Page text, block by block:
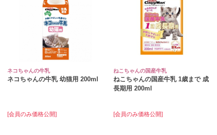
ネコちゃんの牛乳
ネコちゃんの牛乳 幼猫用 200ml
[会員のみ価格公開]
ねこちゃんの国産牛乳
ねこちゃんの国産牛乳 1歳まで 成
長期用 200ml
[会員のみ価格公開]